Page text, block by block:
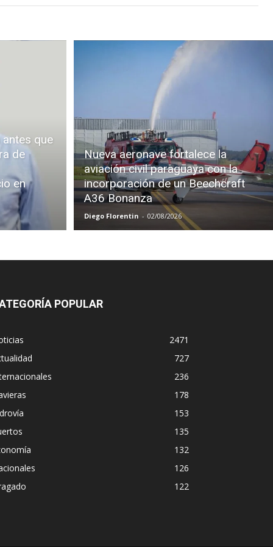
que
de
en
Nueva aeronave fortalece la
aviación civil paraguaya con la
incorporación de un Beechcraft
A36 Bonanza
Diego Florentin - 02/08/2026
POPULAR
2471
727
236
178
153
135
132
126
122